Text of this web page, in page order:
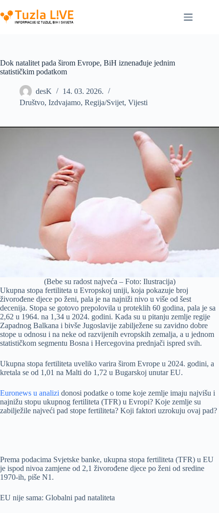
to
content
Dok natalitet pada širom Evrope, BiH iznenađuje jednim
statističkim podatkom
desK
14. 03. 2026.
Društvo, Izdvajamo, Regija/Svijet, Vijesti
(Bebe su radost najveća – Foto: Ilustracija)
Ukupna stopa fertiliteta u Evropskoj uniji, koja pokazuje broj
živorođene djece po ženi, pala je na najniži nivo u više od šest
decenija. Stopa se gotovo prepolovila u proteklih 60 godina, pala je sa
2,62 u 1964. na 1,34 u 2024. godini. Kada su u pitanju zemlje regije
Zapadnog Balkana i bivše Jugoslavije zabilježene su zavidno dobre
stope u odnosu i na neke od razvijenih evropskih zemalja, a u jednom
statističkom segmentu Bosna i Hercegovina prednjači ispred svih.
Ukupna stopa fertiliteta uveliko varira širom Evrope u 2024. godini, a
kretala se od 1,01 na Malti do 1,72 u Bugarskoj unutar EU.
Euronews u analizi donosi podatke o tome koje zemlje imaju najvišu i
najnižu stopu ukupnog fertiliteta (TFR) u Evropi? Koje zemlje su
zabilježile najveći pad stope fertiliteta? Koji faktori uzrokuju ovaj pad?
Prema podacima Svjetske banke, ukupna stopa fertiliteta (TFR) u EU
je ispod nivoa zamjene od 2,1 živorođene djece po ženi od sredine
1970-ih, piše N1.
EU nije sama: Globalni pad nataliteta